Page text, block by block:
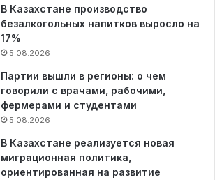
В Казахстане производство
безалкогольных напитков выросло на
17%
5.08.2026
Партии вышли в регионы: о чем
говорили с врачами, рабочими,
фермерами и студентами
5.08.2026
В Казахстане реализуется новая
миграционная политика,
ориентированная на развитие